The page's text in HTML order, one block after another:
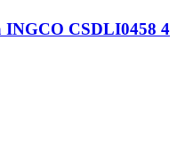
INGCO CSDLI0458 4